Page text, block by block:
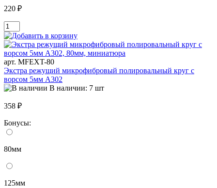
220 ₽
арт. MFEXT-80
Экстра режущий микрофибровый полировальный круг с
ворсом 5мм A302
В наличии: 7 шт
358 ₽
Бонусы:
80мм
125мм